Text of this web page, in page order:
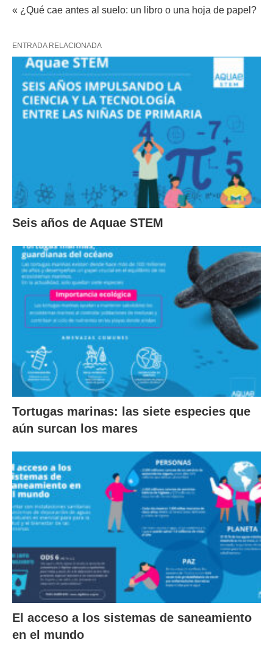
« ¿Qué cae antes al suelo: un libro o una hoja de papel?
ENTRADA RELACIONADA
Seis años de Aquae STEM
Tortugas marinas: las siete especies que
aún surcan los mares
El acceso a los sistemas de saneamiento
en el mundo